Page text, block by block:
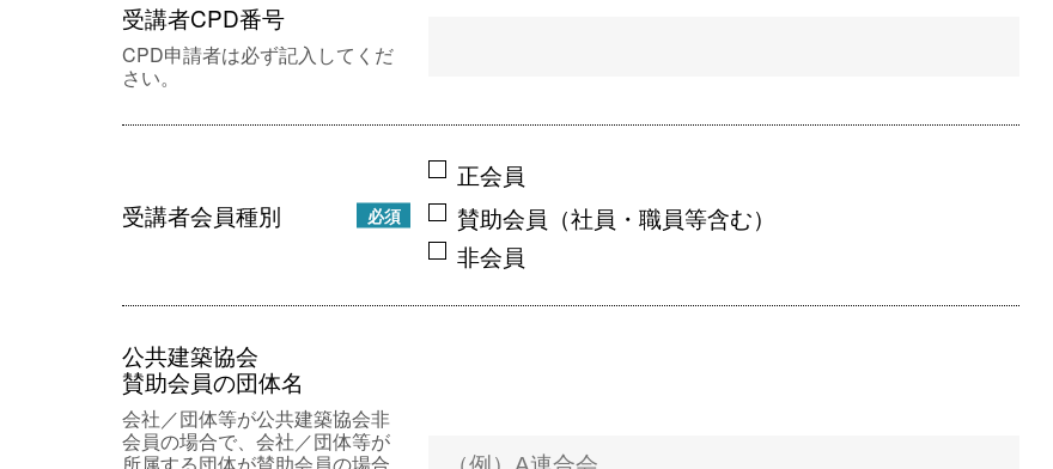
受講者CPD番号
CPD申請者は必ず記入してくだ
さい。
受講者会員種別 必須
正会員
賛助会員（社員・職員等含む）
非会員
公共建築協会
賛助会員の団体名
会社／団体等が公共建築協会非
会員の場合で、会社／団体等が